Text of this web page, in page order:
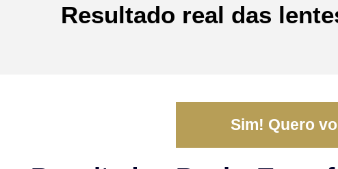
Resultado real das
Sim! Quero